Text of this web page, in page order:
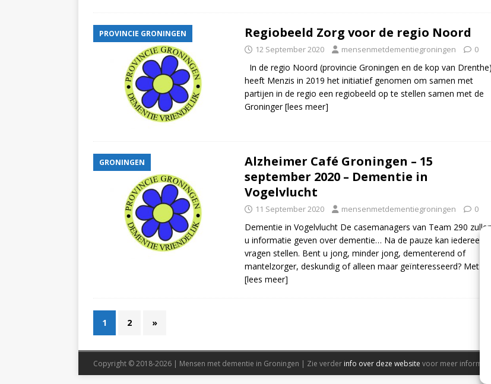
PROVINCIE GRONINGEN Regiobeeld Zorg voor de regio Noord
12 September 2020 mensenmetdementiegroningen 0
In de regio Noord (provincie Groningen en de kop van Drenthe)
heeft Menzis in 2019 het initiatief genomen om samen met
partijen in de regio een regiobeeld op te stellen samen met de
Groninger[lees meer]
GRONINGEN
Alzheimer Café Groningen – 15
september 2020 – Dementie in
Vogelvlucht
11 September 2020 mensenmetdementiegroningen 0
Dementie in Vogelvlucht De casemanagers van Team 290 zullen
u informatie geven over dementie… Na de pauze kan iedereen
vragen stellen. Bent u jong, minder jong, dementerend of
mantelzorger, deskundig of alleen maar geïnteresseerd? Met
[lees meer]
1 2 »
Copyright © 2018-2026 | Mensen met dementie in Groningen | Zie verder info over deze website voor meer informatie.